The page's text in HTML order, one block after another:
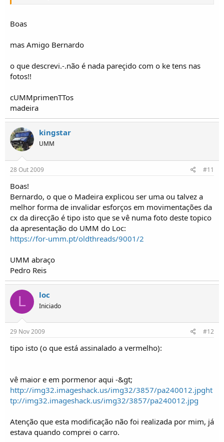
Boas
mas Amigo Bernardo
o que descrevi.-.não é nada pareçido com o ke tens nas
fotos!!
cUMMprimenTTos
madeira
kingstar
UMM
28 Out 2009 #11
Boas!
Bernardo, o que o Madeira explicou ser uma ou talvez a
melhor forma de invalidar esforços em movimentações da
cx da direcção é tipo isto que se vê numa foto deste topico
da apresentação do UMM do Loc:
https://for-umm.pt/oldthreads/9001/2
UMM abraço
Pedro Reis
L loc
Iniciado
29 Nov 2009 #12
tipo isto (o que está assinalado a vermelho):
vê maior e em pormenor aqui -&gt;
http://img32.imageshack.us/img32/3857/pa240012.jpght
tp://img32.imageshack.us/img32/3857/pa240012.jpg
Atenção que esta modificação não foi realizada por mim, já
estava quando comprei o carro.